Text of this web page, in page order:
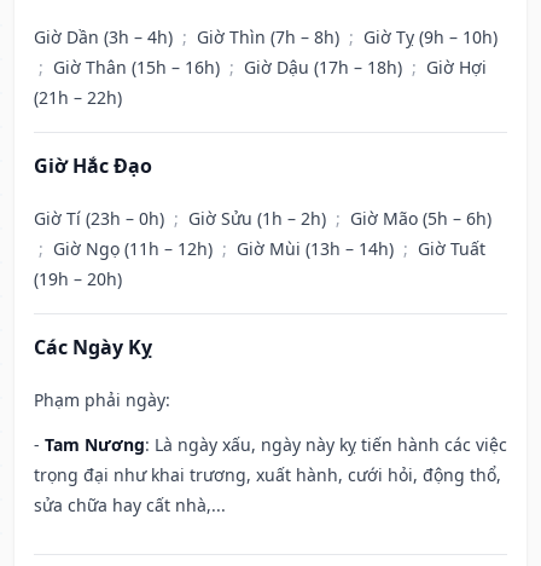
Giờ Dần (3h – 4h) ; Giờ Thìn (7h – 8h) ; Giờ Tỵ (9h – 10h)
; Giờ Thân (15h – 16h) ; Giờ Dậu (17h – 18h) ; Giờ Hợi
(21h – 22h)
Giờ Hắc Đạo
Giờ Tí (23h – 0h) ; Giờ Sửu (1h – 2h) ; Giờ Mão (5h – 6h)
; Giờ Ngọ (11h – 12h) ; Giờ Mùi (13h – 14h) ; Giờ Tuất
(19h – 20h)
Các Ngày Kỵ
Phạm phải ngày:
- Tam Nương: Là ngày xấu, ngày này kỵ tiến hành các việc
trọng đại như khai trương, xuất hành, cưới hỏi, động thổ,
sửa chữa hay cất nhà,...